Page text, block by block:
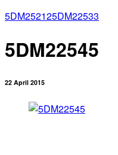
5DM252125DM22533
5DM22545
22 April 2015